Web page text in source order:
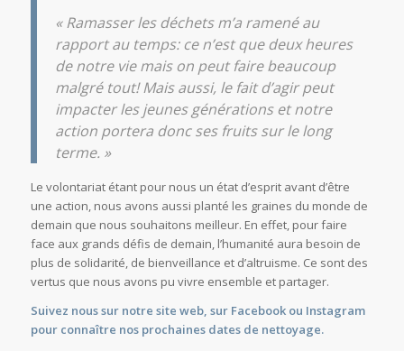
« Ramasser les déchets m’a ramené au
rapport au temps: ce n’est que deux heures
de notre vie mais on peut faire beaucoup
malgré tout! Mais aussi, le fait d’agir peut
impacter les jeunes générations et notre
action portera donc ses fruits sur le long
terme. »
Le volontariat étant pour nous un état d’esprit avant d’être
une action, nous avons aussi planté les graines du monde de
demain que nous souhaitons meilleur. En effet, pour faire
face aux grands défis de demain, l’humanité aura besoin de
plus de solidarité, de bienveillance et d’altruisme. Ce sont des
vertus que nous avons pu vivre ensemble et partager.
Suivez nous sur notre site web, sur Facebookou Instagram
pour connaître nos prochaines dates de nettoyage.